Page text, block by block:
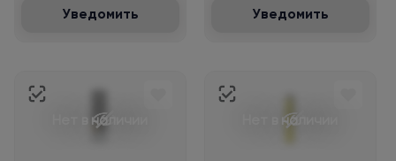
Уведомить Уведомить
Нет в наличии Нет в наличии